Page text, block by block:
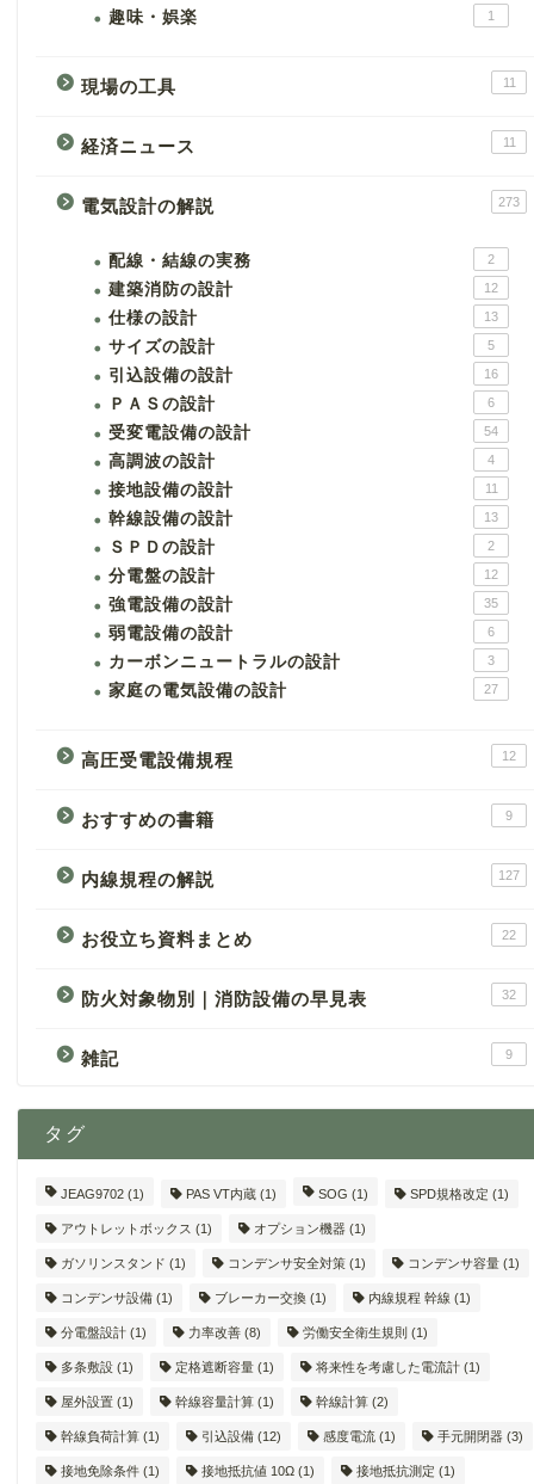
趣味・娯楽 1
現場の工具 11
経済ニュース 11
電気設計の解説 273
配線・結線の実務 2
建築消防の設計 12
仕様の設計 13
サイズの設計 5
引込設備の設計 16
ＰＡＳの設計 6
受変電設備の設計 54
高調波の設計 4
接地設備の設計 11
幹線設備の設計 13
ＳＰＤの設計 2
分電盤の設計 12
強電設備の設計 35
弱電設備の設計 6
カーボンニュートラルの設計 3
家庭の電気設備の設計 27
高圧受電設備規程 12
おすすめの書籍 9
内線規程の解説 127
お役立ち資料まとめ 22
防火対象物別｜消防設備の早見表 32
雑記 9
タグ
JEAG9702 (1) PAS VT内蔵 (1) SOG (1) SPD規格改定 (1)
アウトレットボックス (1) オプション機器 (1)
ガソリンスタンド (1) コンデンサ安全対策 (1) コンデンサ容量 (1)
コンデンサ設備 (1) ブレーカー交換 (1) 内線規程 幹線 (1)
分電盤設計 (1) 力率改善 (8) 労働安全衛生規則 (1)
多条敷設 (1) 定格遮断容量 (1) 将来性を考慮した電流計 (1)
屋外設置 (1) 幹線容量計算 (1) 幹線計算 (2)
幹線負荷計算 (1) 引込設備 (12) 感度電流 (1) 手元開閉器 (3)
接地免除条件 (1) 接地抵抗値 10Ω (1) 接地抵抗測定 (1)